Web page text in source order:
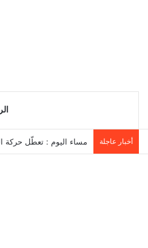
أخبار عاجلة مساء اليوم : تعطّل حركة